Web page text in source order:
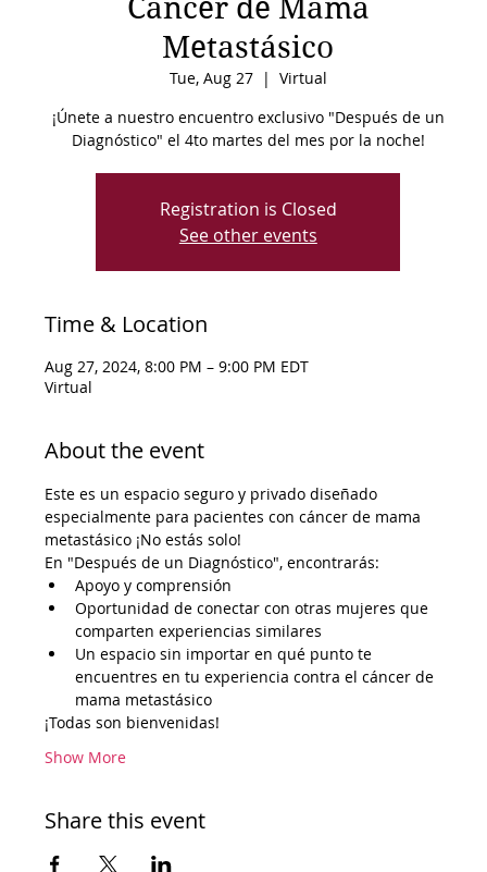
Cáncer de Mama
Metastásico
Tue, Aug 27
  |
Virtual
¡Únete a nuestro encuentro exclusivo "Después de un
Diagnóstico" el 4to martes del mes por la noche!
Registration is Closed
See other events
Time & Location
Aug 27, 2024, 8:00 PM – 9:00 PM EDT
Virtual
About the event
Este es un espacio seguro y privado diseñado
especialmente para pacientes con cáncer de mama
metastásico ¡No estás solo!
En "Después de un Diagnóstico", encontrarás:
Apoyo y comprensión
Oportunidad de conectar con otras mujeres que
comparten experiencias similares
Un espacio sin importar en qué punto te
encuentres en tu experiencia contra el cáncer de
mama metastásico
¡Todas son bienvenidas!
Show More
Share this event